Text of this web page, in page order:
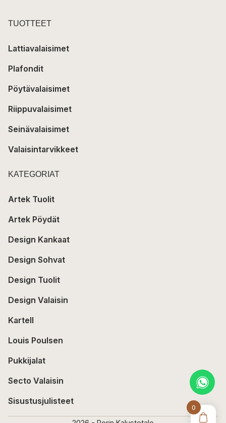
0
TUOTTEET
Lattiavalaisimet
Plafondit
Pöytävalaisimet
Riippuvalaisimet
Seinävalaisimet
Valaisintarvikkeet
KATEGORIAT
Artek Tuolit
Artek Pöydät
Design Kankaat
Design Sohvat
Design Tuolit
Design Valaisin
Kartell
Louis Poulsen
Pukkijalat
Secto Valaisin
Sisustusjulisteet